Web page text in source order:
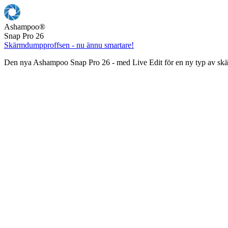
Ashampoo®
Snap Pro 26
Skärmdumpproffsen - nu ännu smartare!
Den nya Ashampoo Snap Pro 26 - med Live Edit för en ny typ av